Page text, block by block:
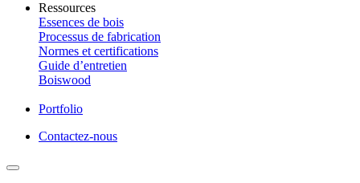
Ressources
Essences de bois
Processus de fabrication
Normes et certifications
Guide d’entretien
Boiswood
Portfolio
Contactez-nous